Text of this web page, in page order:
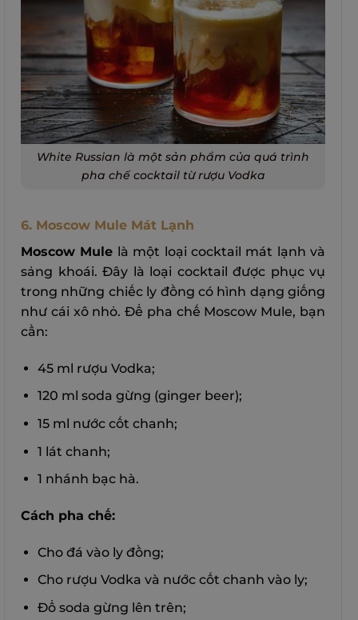
White Russian là một sản phẩm của quá trình
pha chế cocktail từ rượu Vodka
6. Moscow Mule Mát Lạnh
Moscow Mule là một loại cocktail mát lạnh và
sảng khoái. Đây là loại cocktail được phục vụ
trong những chiếc ly đồng có hình dạng giống
như cái xô nhỏ. Để pha chế Moscow Mule, bạn
cần:
45 ml rượu Vodka;
120 ml soda gừng (ginger beer);
15 ml nước cốt chanh;
1 lát chanh;
1 nhánh bạc hà.
Cách pha chế:
Cho đá vào ly đồng;
Cho rượu Vodka và nước cốt chanh vào ly;
Đổ soda gừng lên trên;